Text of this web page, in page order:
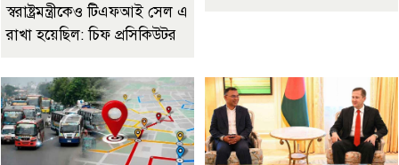
স্বরাষ্ট্রমন্ত্রীকেও টিএফআই সেল এ
রাখা হয়েছিল: চিফ প্রসিকিউটর